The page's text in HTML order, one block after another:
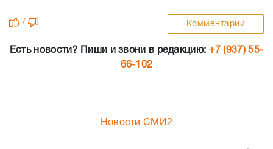
/ Комментарии
Есть новости? Пиши и звони в редакцию: +7 (937) 55-
66-102
Новости СМИ2